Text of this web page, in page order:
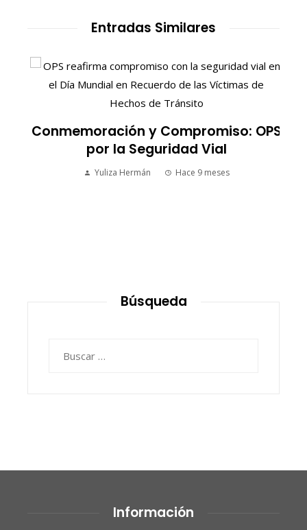
Entradas Similares
Conmemoración y Compromiso: OPS
por la Seguridad Vial
Yuliza Hermán Hace 9 meses
Búsqueda
Información